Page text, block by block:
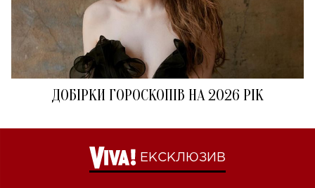
ДОБІРКИ ГОРОСКОПІВ НА 2026 РІК
ЕКСКЛЮЗИВ